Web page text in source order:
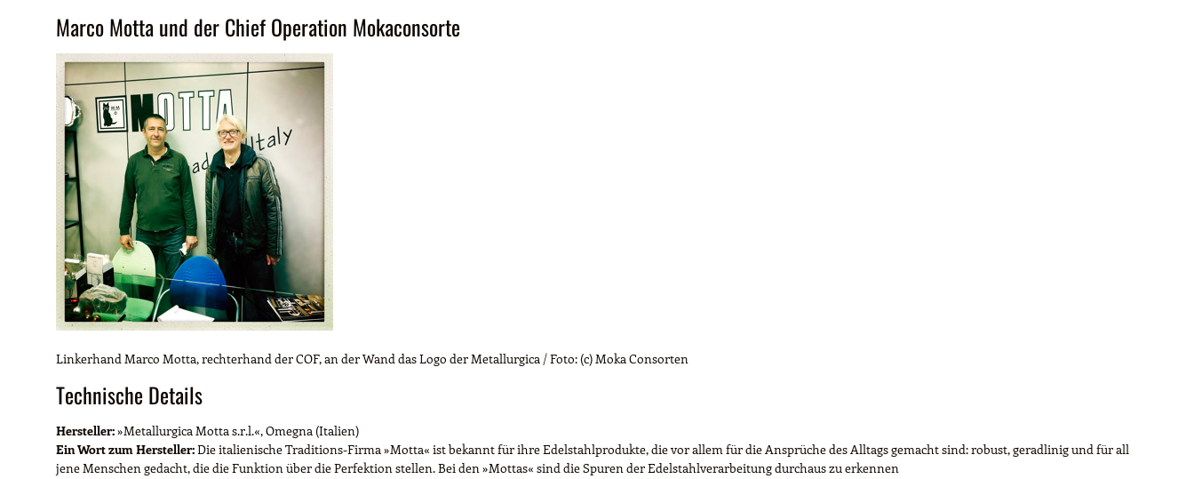
Marco Motta und der Chief Operation Mokaconsorte
Linkerhand Marco Motta, rechterhand der COF, an der Wand das Logo der Metallurgica / Foto: (c) Moka Consorten
Technische Details
Hersteller:»Metallurgica Motta s.r.l.«, Omegna (Italien)
Ein Wort zum Hersteller:Die italienische Traditions-Firma »Motta« ist bekannt für ihre Edelstahlprodukte, die vor allem für die Ansprüche des Alltags gemacht sind: robust, geradlinig und für all
jene Menschen gedacht, die die Funktion über die Perfektion stellen. Bei den »Mottas« sind die Spuren der Edelstahlverarbeitung durchaus zu erkennen